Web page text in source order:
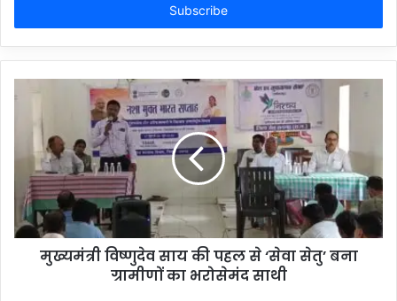
मुख्यमंत्री विष्णुदेव साय की पहल से ‘सेवा सेतु’ बना
ग्रामीणों का भरोसेमंद साथी